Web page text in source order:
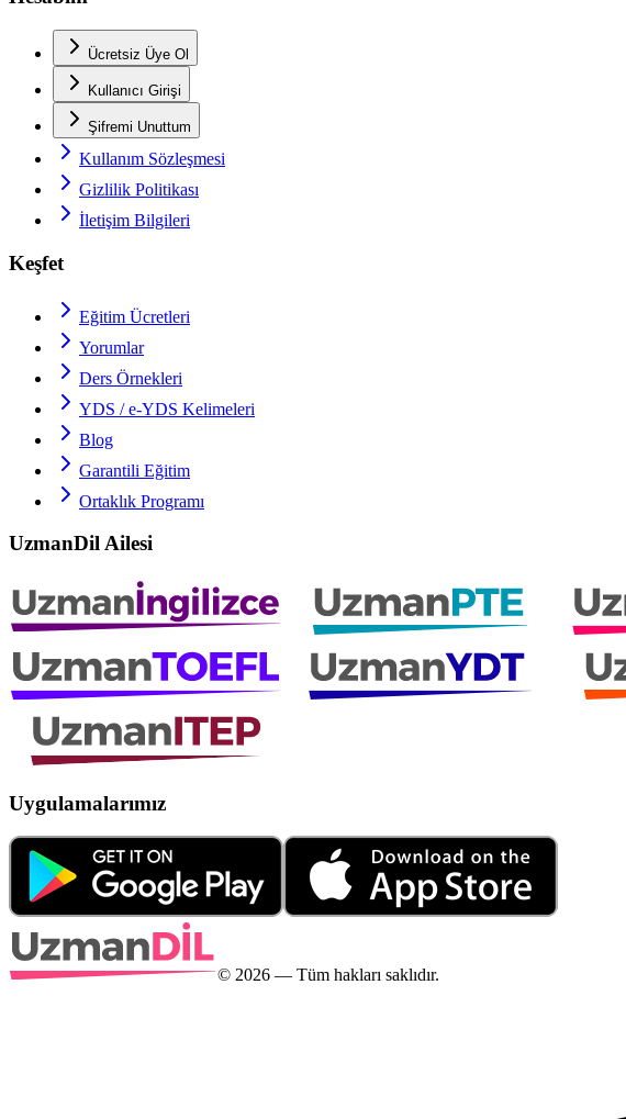
Ücretsiz Üye Ol
Kullanıcı Girişi
Şifremi Unuttum
Kullanım Sözleşmesi
Gizlilik Politikası
İletişim Bilgileri
Keşfet
Eğitim Ücretleri
Yorumlar
Ders Örnekleri
YDS / e-YDS Kelimeleri
Blog
Garantili Eğitim
Ortaklık Programı
UzmanDil Ailesi
Uygulamalarımız
© 2026 — Tüm hakları saklıdır.